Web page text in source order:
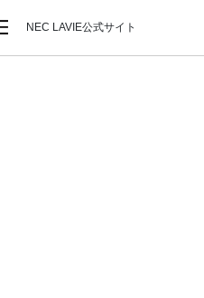
NEC LAVIE公式サイト